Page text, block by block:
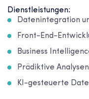
Dienstleistungen:
Datenintegration
Front-End-
Business
Prädiktive
KI-gesteuerte